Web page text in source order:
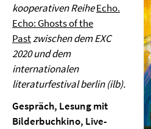
kooperativen ReiheEcho.
Echo: Ghosts of the
Pastzwischen dem EXC
2020 und dem
internationalen
literaturfestival berlin (ilb).
Gespräch, Lesung mit
Bilderbuchkino, Live-